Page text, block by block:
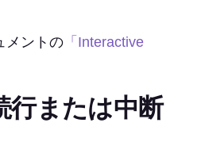
メントの 「Interactive
行または中断